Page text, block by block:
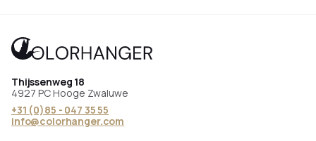
Thijssenweg 18
4927 PC Hooge Zwaluwe
+31 (0)85 - 047 35 55
info@colorhanger.com